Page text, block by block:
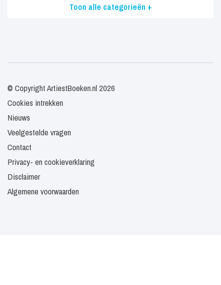
Toon alle categorieën +
© Copyright ArtiestBoeken.nl 2026
Cookies intrekken
Nieuws
Veelgestelde vragen
Contact
Privacy- en cookieverklaring
Disclaimer
Algemene voorwaarden